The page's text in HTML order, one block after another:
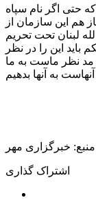
که حتی اگر نام سپاه
هم این سازمان از
الله لبنان تحت تحریم
باید این را در نظر
مد نظر ماست به ما
منبع: خبرگزاری مهر
اشتراک گذاری